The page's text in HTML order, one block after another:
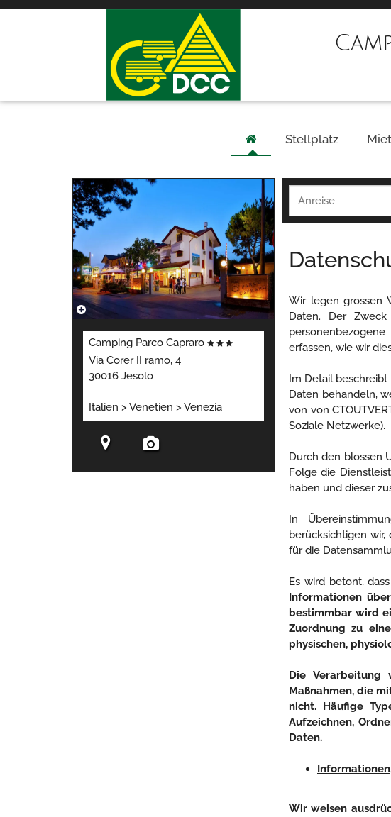
Stellplatz
Camping Parco Capraro
Via Corer II ramo, 4
30016 Jesolo
Italien > Venetien > Venezia
Wir legen grossen
Daten. Der
erfassen, wie wir
Im Detail
Daten behandeln,
von von
Soziale Netzwerke).
Durch den blossen
Folge die
haben und dieser
In
berücksichtigen
für die
Es wird betont, dass
Informationen
bestimmbar wird
Zuordnung zu
physischen,
Die Verarbeitung
Maßnahmen, die
nicht. Häufige
Aufzeichnen,
Daten.
Wir weisen